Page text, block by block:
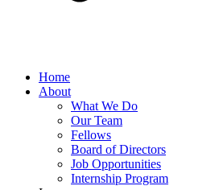
Home
About
What We Do
Our Team
Fellows
Board of Directors
Job Opportunities
Internship Program